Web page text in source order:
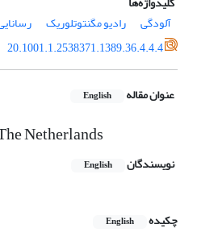
آلودگی
رادیو مگنتوتلوریک
20.1001.1.2538371.1389.36.4.4.4
عنوان مقاله English
Netherlands
نویسندگان English
چکیده English